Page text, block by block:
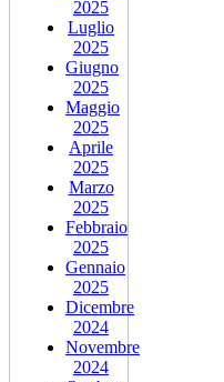
2025
Luglio
2025
Giugno
2025
Maggio
2025
Aprile
2025
Marzo
2025
Febbraio
2025
Gennaio
2025
Dicembre
2024
Novembre
2024